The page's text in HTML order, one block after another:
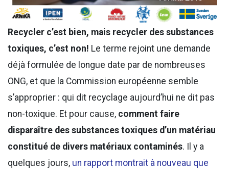
Recycler c’est bien, mais recycler des substances
toxiques, c’est non! Le terme rejoint une demande
déjà formulée de longue date par de nombreuses
ONG, et que la Commission européenne semble
s’approprier : qui dit recyclage aujourd’hui ne dit pas
non-toxique. Et pour cause, comment faire
disparaître des substances toxiques d’un matériau
constitué de divers matériaux contaminés. Il y a
quelques jours, un rapport montrait à nouveau que